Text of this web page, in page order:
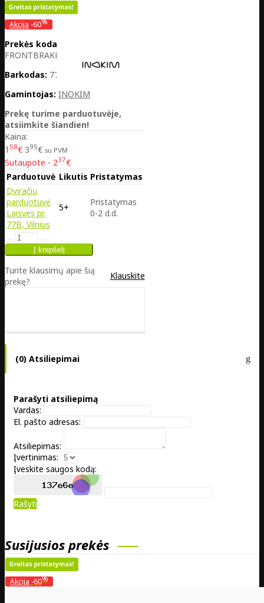
Akcija -60%
Prekės kodas:
FRONTBRAKE
Barkodas: 7770001033330
Gamintojas: INOKIM
Prekę turime parduotuvėje,
atsiimkite šiandien!
Kaina:
1 58€ 395€ su PVM
Sutaupote - 237€
Parduotuvė Likutis Pristatymas
Dviračių
parduotuvė
Laisves pr.
77B, Vilnius
5+
Pristatymas
0-2 d.d.
Turite klausimų apie šią
prekę?
Klauskite
(0) Atsiliepimai
Parašyti atsiliepimą
Vardas:
El. pašto adresas:
Atsiliepimas:
Įvertinimas:
Įveskite saugos kodą:
Rašyti
Susijusios prekės
Akcija -60%